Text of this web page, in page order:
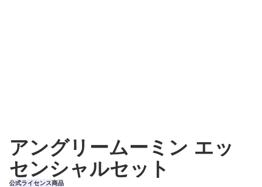
アングリームーミン エッ
センシャルセット
公式ライセンス商品